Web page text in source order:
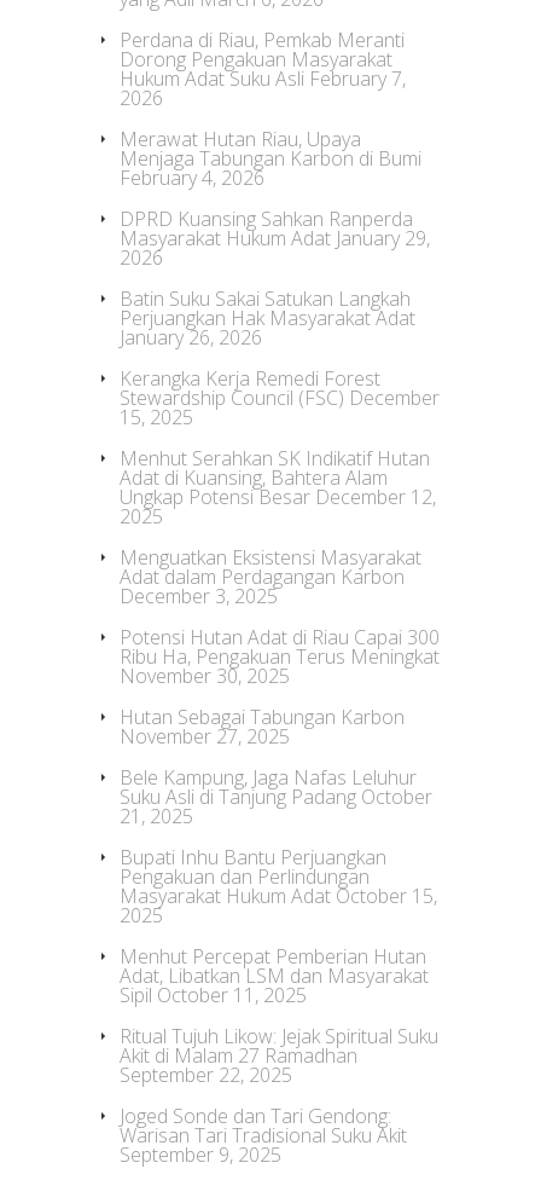
Perdana di Riau, Pemkab Meranti
Dorong Pengakuan Masyarakat
Hukum Adat Suku Asli February 7,
2026
Merawat Hutan Riau, Upaya
Menjaga Tabungan Karbon di Bumi
February 4, 2026
DPRD Kuansing Sahkan Ranperda
Masyarakat Hukum Adat January 29,
2026
Batin Suku Sakai Satukan Langkah
Perjuangkan Hak Masyarakat Adat
January 26, 2026
Kerangka Kerja Remedi Forest
Stewardship Council (FSC) December
15, 2025
Menhut Serahkan SK Indikatif Hutan
Adat di Kuansing, Bahtera Alam
Ungkap Potensi Besar December 12,
2025
Menguatkan Eksistensi Masyarakat
Adat dalam Perdagangan Karbon
December 3, 2025
Potensi Hutan Adat di Riau Capai 300
Ribu Ha, Pengakuan Terus Meningkat
November 30, 2025
Hutan Sebagai Tabungan Karbon
November 27, 2025
Bele Kampung, Jaga Nafas Leluhur
Suku Asli di Tanjung Padang October
21, 2025
Bupati Inhu Bantu Perjuangkan
Pengakuan dan Perlindungan
Masyarakat Hukum Adat October 15,
2025
Menhut Percepat Pemberian Hutan
Adat, Libatkan LSM dan Masyarakat
Sipil October 11, 2025
Ritual Tujuh Likow: Jejak Spiritual Suku
Akit di Malam 27 Ramadhan
September 22, 2025
Joged Sonde dan Tari Gendong:
Warisan Tari Tradisional Suku Akit
September 9, 2025